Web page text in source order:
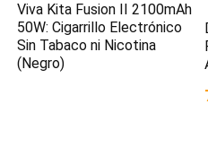
Viva Kita Fusion II 2100mAh
50W: Cigarrillo Electrónico
Sin Tabaco ni Nicotina
(Negro)